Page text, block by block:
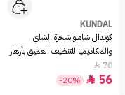
KUNDAL
كوندال شامبو شجرة الشاي
والمكاديميا للتنظيف العميق بأزهار
الكرز - 500 مل
70

56

-20%